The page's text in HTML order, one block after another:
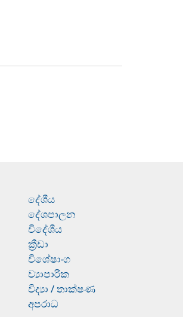
දේශීය
දේශපාලන
විදේශීය
ක්‍රීඩා
විශේෂාංග
ව්‍යාපාරික
විද්‍යා / තාක්ෂණ
අපරාධ